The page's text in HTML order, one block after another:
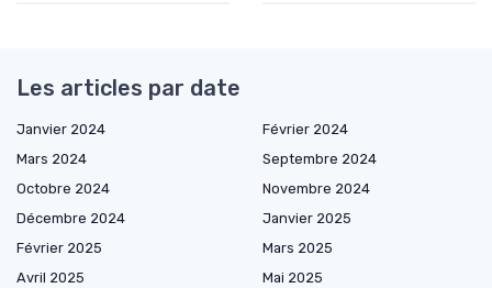
Les articles par date
Janvier 2024
Février 2024
Mars 2024
Septembre 2024
Octobre 2024
Novembre 2024
Décembre 2024
Janvier 2025
Février 2025
Mars 2025
Avril 2025
Mai 2025